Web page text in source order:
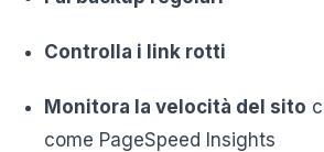
Controlla i link rotti
Monitora la velocità del sito
come PageSpeed Insights